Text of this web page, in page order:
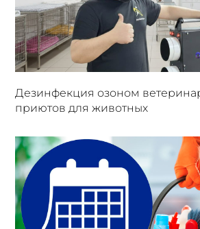
Дезинфекция озоном
приютов для животных